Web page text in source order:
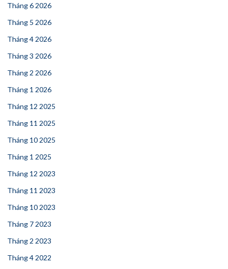
Tháng 6 2026
Tháng 5 2026
Tháng 4 2026
Tháng 3 2026
Tháng 2 2026
Tháng 1 2026
Tháng 12 2025
Tháng 11 2025
Tháng 10 2025
Tháng 1 2025
Tháng 12 2023
Tháng 11 2023
Tháng 10 2023
Tháng 7 2023
Tháng 2 2023
Tháng 4 2022